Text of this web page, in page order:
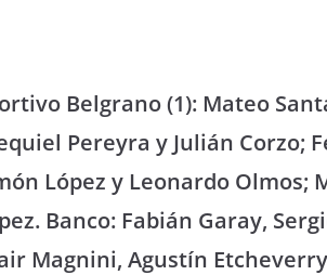
Belgrano (1): Mateo
Pereyra y Julián Corzo;
López y Leonardo Olmos;
Banco: Fabián Garay,
Magnini, Agustín